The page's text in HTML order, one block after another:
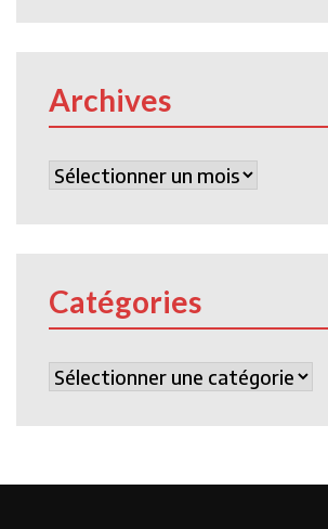
Archives
Archives
Catégories
Catégories